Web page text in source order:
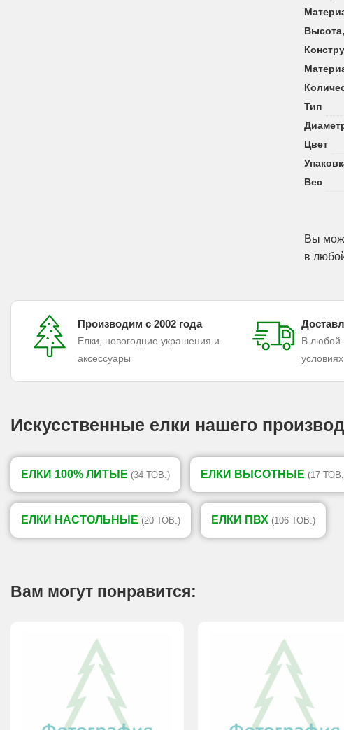
Тип
Цвет
Вес
Вы
в
Производим с 2002 года
Елки, новогодние украшения и
аксессуары
В любой
условиях
Искусственные елки нашего
ЕЛКИ 100% ЛИТЫЕ (34 ТОВ.) ЕЛКИ ВЫСОТНЫЕ (17
ЕЛКИ НАСТОЛЬНЫЕ (20 ТОВ.) ЕЛКИ ПВХ (106 ТОВ.)
Вам могут понравится: